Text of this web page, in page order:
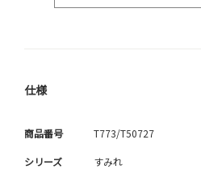
仕様
商品番号 T773/T50727
シリーズ すみれ